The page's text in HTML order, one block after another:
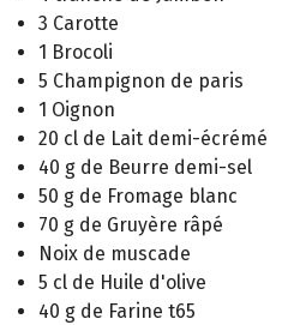
3 Carotte
1 Brocoli
5 Champignon de paris
1 Oignon
20 cl de Lait demi-écrémé
40 g de Beurre demi-sel
50 g de Fromage blanc
70 g de Gruyère râpé
Noix de muscade
5 cl de Huile d'olive
40 g de Farine t65